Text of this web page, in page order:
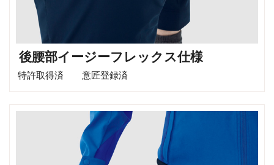
後腰部イージーフレックス仕様
特許取得済 意匠登録済